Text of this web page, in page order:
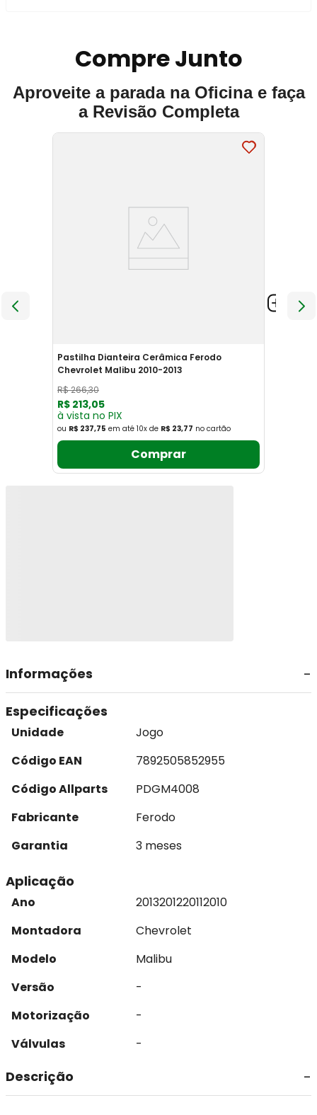
Compre Junto
Aproveite a parada na Oficina e faça
a Revisão Completa
Pastilha Dianteira Cerâmica Ferodo
Chevrolet Malibu 2010-2013
R$266,30
R$ 213,05
à vista no PIX
ou R$ 237,75 em até 10x de R$ 23,77 no cartão
Comprar
Informações
Especificações
Unidade
Jogo
Código EAN
7892505852955
Código Allparts
PDGM4008
Fabricante
Ferodo
Garantia
3 meses
Aplicação
Ano 2013201220112010
Montadora
Chevrolet
Modelo
Malibu
Versão
-
Motorização
-
Válvulas
-
Descrição